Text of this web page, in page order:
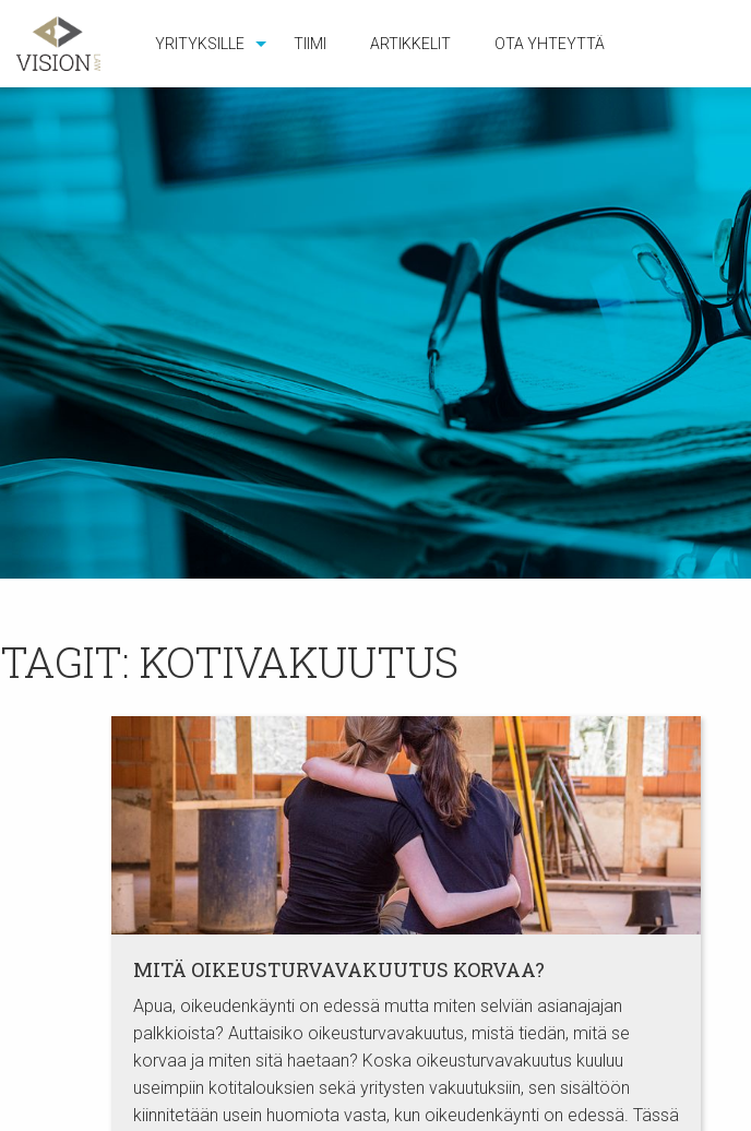
YRITYKSILLE TIIMI ARTIKKELIT OTA YHTEYTTÄ
TAGIT: KOTIVAKUUTUS
MITÄ OIKEUSTURVAVAKUUTUS KORVAA?
Apua, oikeudenkäynti on edessä mutta miten selviän asianajajan
palkkioista? Auttaisiko oikeusturvavakuutus, mistä tiedän, mitä se
korvaa ja miten sitä haetaan? Koska oikeusturvavakuutus kuuluu
useimpiin kotitalouksien sekä yritysten vakuutuksiin, sen sisältöön
kiinnitetään usein huomiota vasta, kun oikeudenkäynti on edessä. Tässä